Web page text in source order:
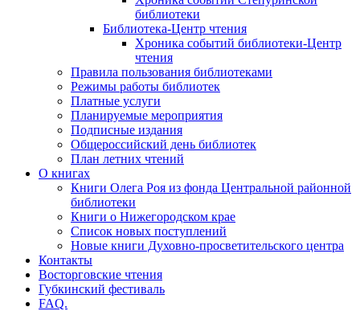
библиотеки
Библиотека-Центр чтения
Хроника событий библиотеки-Центр
чтения
Правила пользования библиотеками
Режимы работы библиотек
Платные услуги
Планируемые мероприятия
Подписные издания
Общероссийский день библиотек
План летних чтений
О книгах
Книги Олега Роя из фонда Центральной районной
библиотеки
Книги о Нижегородском крае
Список новых поступлений
Новые книги Духовно-просветительского центра
Контакты
Восторговские чтения
Губкинский фестиваль
FAQ.